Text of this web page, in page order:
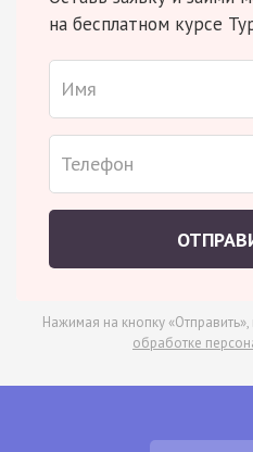
на бесплатном курсе
Нажимая на кнопку
обработке